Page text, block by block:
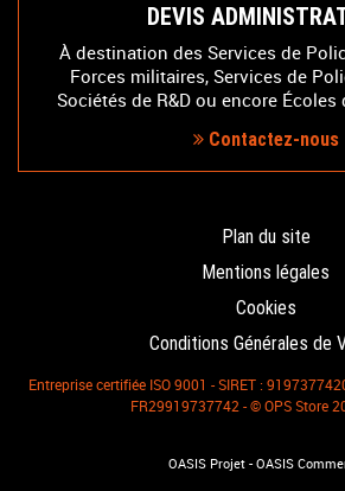
DEVIS
À destination des Services de
Forces militaires, Services de
Sociétés de R&D ou encore Écoles
Contactez-nous
Plan du site
Mentions légales
Cookies
Conditions Générales de
Entreprise certifiée ISO 9001 - SIRET :
FR29919737742 - © OPS Store
OASIS Projet - OASIS